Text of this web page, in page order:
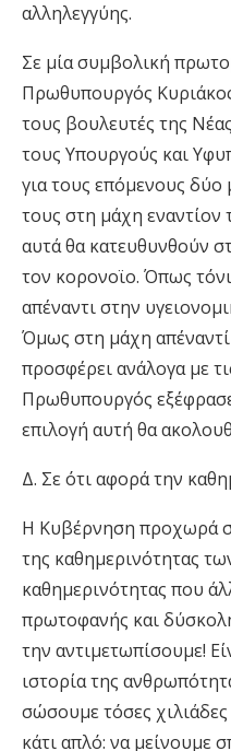
αλληλεγγύης.
Σε μία συμβολική
Πρωθυπουργός
τους βουλευτές της
τους Υπουργούς και
για τους επόμενους δύο
τους στη μάχη
αυτά θα κατευθυνθούν
τον κορονοϊο. Όπως
απέναντι στην
Όμως στη μάχη απέναντί
προσφέρει ανάλογα με
Πρωθυπουργός
επιλογή αυτή θα
Δ. Σε ότι αφορά την
Η Κυβέρνηση προχωρά
της καθημερινότητας
καθημερινότητας που
πρωτοφανής και
την αντιμετωπίσουμε!
ιστορία της
σώσουμε τόσες
κάτι απλό: να μείνουμε